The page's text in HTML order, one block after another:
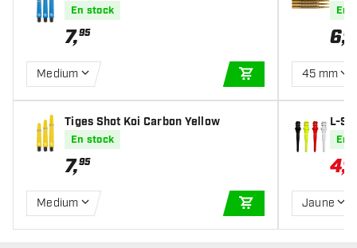
En stock
7,95
Medium
AJOUTER AU
Tiges Shot Koi Carbon Yellow
En stock
7,95
Medium
AJOUTER AU
En
6,95
45 mm
L-
ips
En
4,04
Jaune